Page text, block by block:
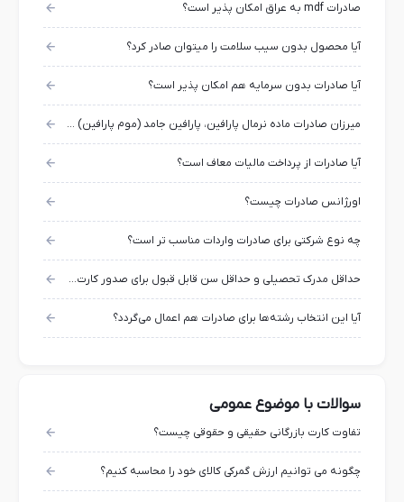
صادرات mdf به عراق امکان پذیر است؟
آیا محصول بدون سیب سلامت را میتوان صادر کرد؟
آیا صادرات بدون سرمایه هم امکان پذیر است؟
میرزان صادرات ماده نرمال پارافین، پارافین جامد (موم پارافین) چقدر است؟
آیا صادرات از پرداخت مالیات معاف است؟
اورژانس صادرات چیست؟
چه نوع شرکتی برای صادرات واردات مناسب تر است؟
حداقل مدرک تحصیلی و حداقل سن قابل قبول برای صدور کارت بازرگانی چیست؟
آیا این انتخاب رشته‌ها برای صادرات هم اعمال می‌گردد؟
سوالات با موضوع عمومی
تفاوت کارت بازرگانی حقیقی و حقوقی چیست؟
چگونه می توانیم ارزش گمرکی کالای خود را محاسبه کنیم؟